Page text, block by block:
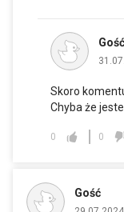
Gość
Skoro
Chyba że
0 0
Gość